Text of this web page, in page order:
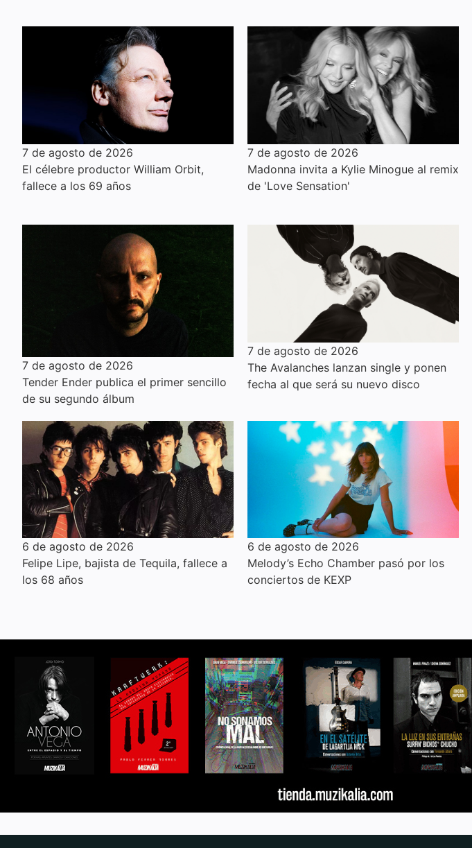
7 de agosto de 2026
El célebre productor William Orbit,
fallece a los 69 años
7 de agosto de 2026
Madonna invita a Kylie Minogue al remix
de 'Love Sensation'
7 de agosto de 2026
Tender Ender publica el primer sencillo
de su segundo álbum
7 de agosto de 2026
The Avalanches lanzan single y ponen
fecha al que será su nuevo disco
6 de agosto de 2026
Felipe Lipe, bajista de Tequila, fallece a
los 68 años
6 de agosto de 2026
Melody’s Echo Chamber pasó por los
conciertos de KEXP